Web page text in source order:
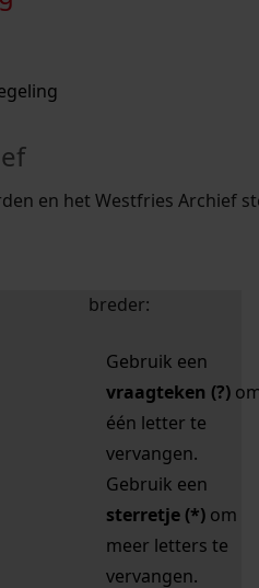
een aantal zoektips.
een aantal zoektips.
en het Westfries Archief
uw zoekopdracht te
breder:
Gebruik een
vraagteken (?)
één letter te
vervangen.
Gebruik een
sterretje (*) om
meer letters te
vervangen.